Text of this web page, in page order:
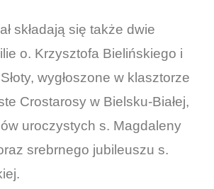
składają się także dwie
o. Krzysztofa Bielińskiego i
wygłoszone w klasztorze
Crostarosy w Bielsku-Białej,
uroczystych s. Magdaleny
srebrnego jubileuszu s.